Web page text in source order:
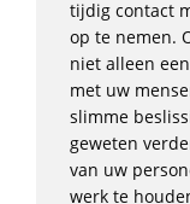
tijdig contact
op te nemen.
niet alleen
met uw
slimme
geweten
van uw
werk te